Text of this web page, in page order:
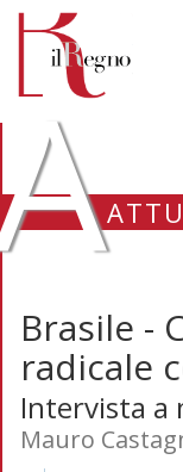
Brasile -
radicale
Intervista a
Mauro